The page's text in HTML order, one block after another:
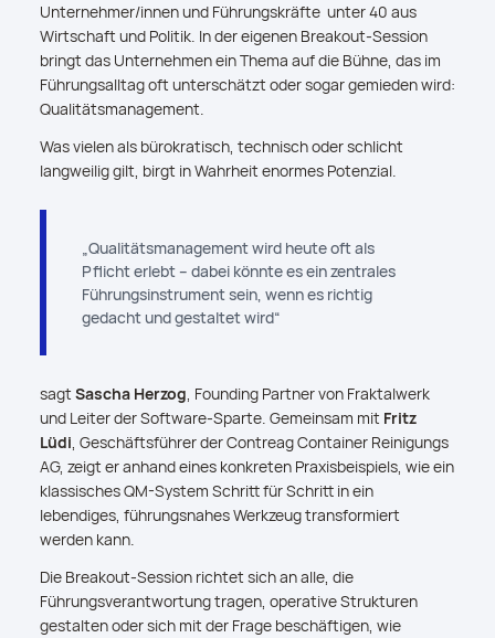
Unternehmer/innen und Führungskräfte unter 40 aus
Wirtschaft und Politik. In der eigenen Breakout-Session
bringt das Unternehmen ein Thema auf die Bühne, das im
Führungsalltag oft unterschätzt oder sogar gemieden wird:
Qualitätsmanagement.
Was vielen als bürokratisch, technisch oder schlicht
langweilig gilt, birgt in Wahrheit enormes Potenzial.
„Qualitätsmanagement wird heute oft als
Pflicht erlebt – dabei könnte es ein zentrales
Führungsinstrument sein, wenn es richtig
gedacht und gestaltet wird“
sagt Sascha Herzog, Founding Partner von Fraktalwerk
und Leiter der Software-Sparte. Gemeinsam mit Fritz
Lüdi, Geschäftsführer der Contreag Container Reinigungs
AG, zeigt er anhand eines konkreten Praxisbeispiels, wie ein
klassisches QM-System Schritt für Schritt in ein
lebendiges, führungsnahes Werkzeug transformiert
werden kann.
Die Breakout-Session richtet sich an alle, die
Führungsverantwortung tragen, operative Strukturen
gestalten oder sich mit der Frage beschäftigen, wie